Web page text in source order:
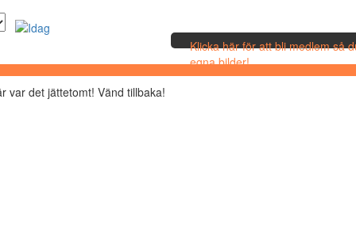
Klicka här för att bli medlem så
egna bilder!
var det jättetomt! Vänd tillbaka!